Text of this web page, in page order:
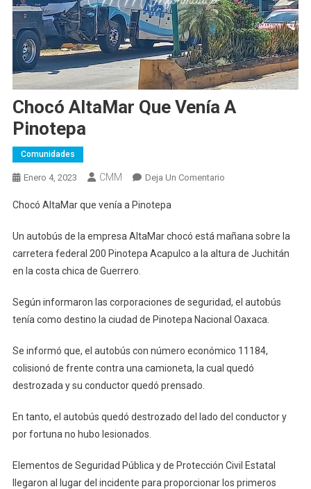
Chocó AltaMar Que Venía A
Pinotepa
Comunidades
Enero 4, 2023 CMM Deja Un ComentarioEn
Venía
A
Chocó AltaMar que venía a Pinotepa
Un autobús de la empresa AltaMar chocó está mañana sobre la
carretera federal 200 Pinotepa Acapulco a la altura de Juchitán
en la costa chica de Guerrero.
Según informaron las corporaciones de seguridad, el autobús
tenía como destino la ciudad de Pinotepa Nacional Oaxaca.
Se informó que, el autobús con número económico 11184,
colisionó de frente contra una camioneta, la cual quedó
destrozada y su conductor quedó prensado.
En tanto, el autobús quedó destrozado del lado del conductor y
por fortuna no hubo lesionados.
Elementos de Seguridad Pública y de Protección Civil Estatal
llegaron al lugar del incidente para proporcionar los primeros